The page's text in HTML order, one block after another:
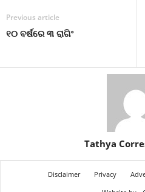
Previous article
୧୦ ବର୍ଷରେ ୩ ରାଗିଂ
Tathya
Disclaimer Privacy